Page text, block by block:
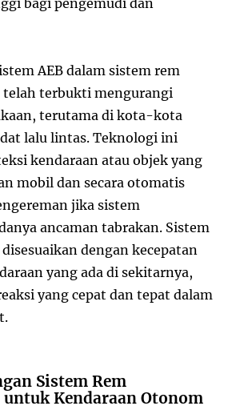
AEB dalam sistem rem
terbukti mengurangi
terutama di kota-kota
lalu lintas. Teknologi ini
kendaraan atau objek yang
mobil dan secara otomatis
jika sistem
ancaman tabrakan. Sistem
dengan kecepatan
yang ada di sekitarnya,
yang cepat dan tepat dalam
Sistem Rem
Kendaraan Otonom